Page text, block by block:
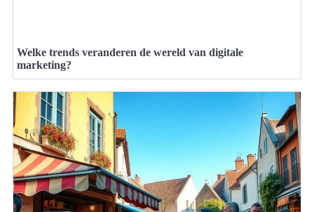
Welke trends veranderen de wereld van digitale
marketing?